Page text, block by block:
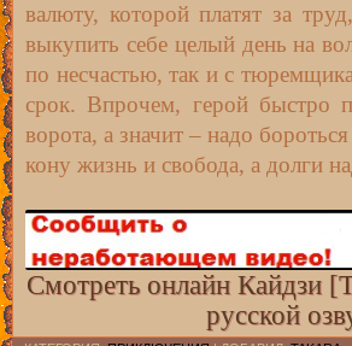
15 серия озвучка
16 серия озвучка
17 серия озвучка
18 серия озвучка
19 серия озвучка
21 серия озвучка
22 серия озвучка
23 серия озвучка
24 серия озвучка
валюту, которой платят за
выкупить себе целый день на
по несчастью, так и с
срок. Впрочем, герой быстро
ворота, а значит – надо
кону жизнь и свобода, а долги
Смотреть онлайн Кайдзи
русской